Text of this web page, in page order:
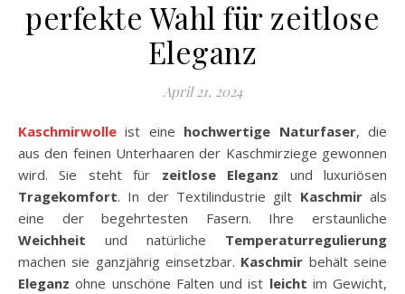
perfekte Wahl für zeitlose
Eleganz
April 21, 2024
Kaschmirwolle ist eine hochwertige Naturfaser, die
aus den feinen Unterhaaren der Kaschmirziege gewonnen
wird. Sie steht für zeitlose Eleganz und luxuriösen
Tragekomfort. In der Textilindustrie gilt Kaschmirals
eine der begehrtesten Fasern. Ihre erstaunliche
Weichheit und natürliche Temperaturregulierung
machen sie ganzjährig einsetzbar. Kaschmir behält seine
Eleganz ohne unschöne Falten und ist leicht im Gewicht,